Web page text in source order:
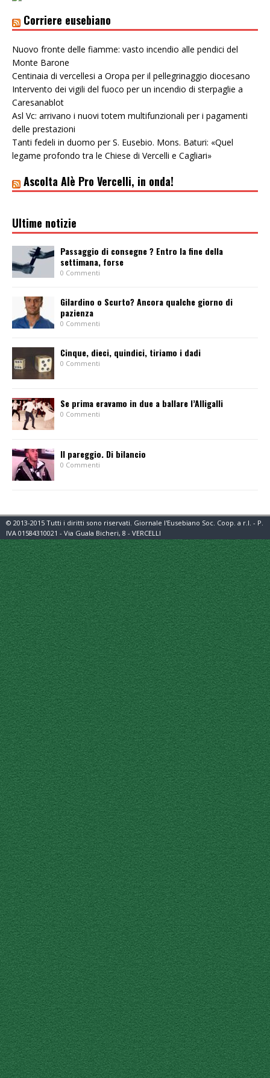
Corriere eusebiano
Nuovo fronte delle fiamme: vasto incendio alle pendici del
Monte Barone
Centinaia di vercellesi a Oropa per il pellegrinaggio diocesano
Intervento dei vigili del fuoco per un incendio di sterpaglie a
Caresanablot
Asl Vc: arrivano i nuovi totem multifunzionali per i pagamenti
delle prestazioni
Tanti fedeli in duomo per S. Eusebio. Mons. Baturi: «Quel
legame profondo tra le Chiese di Vercelli e Cagliari»
Ascolta Alè Pro Vercelli, in onda!
Ultime notizie
Passaggio di consegne ? Entro la fine della
settimana, forse
0 Commenti
Gilardino o Scurto? Ancora qualche giorno di
pazienza
0 Commenti
Cinque, dieci, quindici, tiriamo i dadi
0 Commenti
Se prima eravamo in due a ballare l’Alligalli
0 Commenti
Il pareggio. Di bilancio
0 Commenti
© 2013-2015 Tutti i diritti sono riservati. Giornale l'Eusebiano Soc. Coop. a r.l. - P.
IVA 01584310021 - Via Guala Bicheri, 8 - VERCELLI